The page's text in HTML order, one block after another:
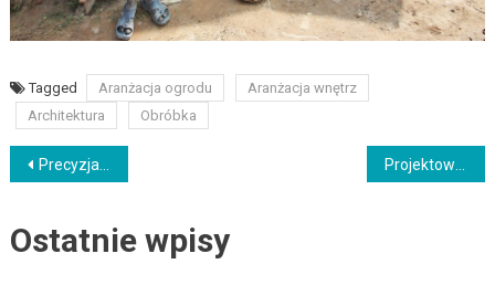
Tagged Aranżacja ogrodu
Aranżacja wnętrz
Architektura
Obróbka
Nawigacja
Precyzja w obróbce materiałów – techniki i wyzwania
Ostatnie wpisy